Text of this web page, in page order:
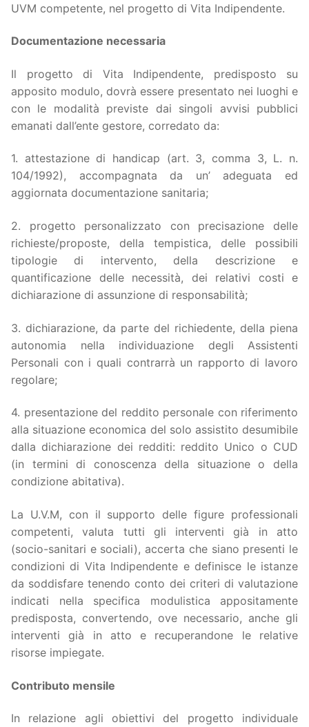
UVM competente, nel progetto di Vita Indipendente.
Documentazione necessaria
Il progetto di Vita Indipendente, predisposto su
apposito modulo, dovrà essere presentato nei luoghi e
con le modalità previste dai singoli avvisi pubblici
emanati dall’ente gestore, corredato da:
1. attestazione di handicap (art. 3, comma 3, L. n.
104/1992), accompagnata da un’ adeguata ed
aggiornata documentazione sanitaria;
2. progetto personalizzato con precisazione delle
richieste/proposte, della tempistica, delle possibili
tipologie di intervento, della descrizione e
quantificazione delle necessità, dei relativi costi e
dichiarazione di assunzione di responsabilità;
3. dichiarazione, da parte del richiedente, della piena
autonomia nella individuazione degli Assistenti
Personali con i quali contrarrà un rapporto di lavoro
regolare;
4. presentazione del reddito personale con riferimento
alla situazione economica del solo assistito desumibile
dalla dichiarazione dei redditi: reddito Unico o CUD
(in termini di conoscenza della situazione o della
condizione abitativa).
La U.V.M, con il supporto delle figure professionali
competenti, valuta tutti gli interventi già in atto
(socio-sanitari e sociali), accerta che siano presenti le
condizioni di Vita Indipendente e definisce le istanze
da soddisfare tenendo conto dei criteri di valutazione
indicati nella specifica modulistica appositamente
predisposta, convertendo, ove necessario, anche gli
interventi già in atto e recuperandone le relative
risorse impiegate.
Contributo mensile
In relazione agli obiettivi del progetto individuale